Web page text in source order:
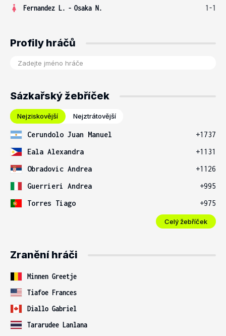
Fernandez L. - Osaka N. 1-1
Profily hráčů
Sázkařský žebříček
Nejziskovější Nejztrátovější
Cerundolo Juan Manuel
+1737
Eala Alexandra
+1131
Obradovic Andrea
+1126
Guerrieri Andrea
+995
Torres Tiago
+975
Celý žebříček
Zranění hráči
Minnen Greetje
Tiafoe Frances
Diallo Gabriel
Tararudee Lanlana